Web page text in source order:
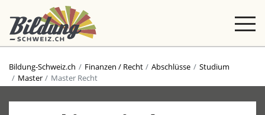
Bildung-Schweiz.ch Finanzen / Recht Abschlüsse
Studium
Master
Master Recht